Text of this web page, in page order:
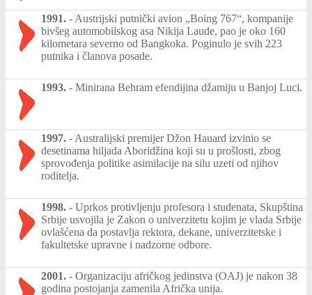
1991. - Austrijski putnički avion „Boing 767“, kompanije
bivšeg automobilskog asa Nikija Laude, pao je oko 160
kilometara severno od Bangkoka. Poginulo je svih 223
putnika i članova posade.
1993. - Minirana Behram efendijina džamiju u Banjoj Luci.
1997. - Australijski premijer Džon Hauard izvinio se
desetinama hiljada Aboridžina koji su u prošlosti, zbog
sprovođenja politike asimilacije na silu uzeti od njihov
roditelja.
1998. - Uprkos protivljenju profesora i studenata, Skupština
Srbije usvojila je Zakon o univerzitetu kojim je vlada Srbije
ovlašćena da postavlja rektora, dekane, univerzitetske i
fakultetske upravne i nadzorne odbore.
2001. - Organizaciju afričkog jedinstva (OAJ) je nakon 38
godina postojanja zamenila Afrička unija.